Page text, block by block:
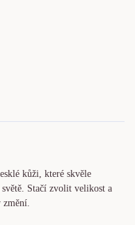
kůži, které skvěle
Stačí zvolit velikost a